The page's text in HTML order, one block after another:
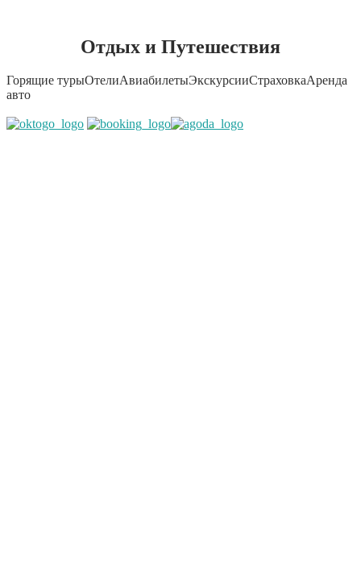
Отдых и Путешествия
Горящие турыОтелиАвиабилетыЭкскурсииСтраховкаАренда
авто